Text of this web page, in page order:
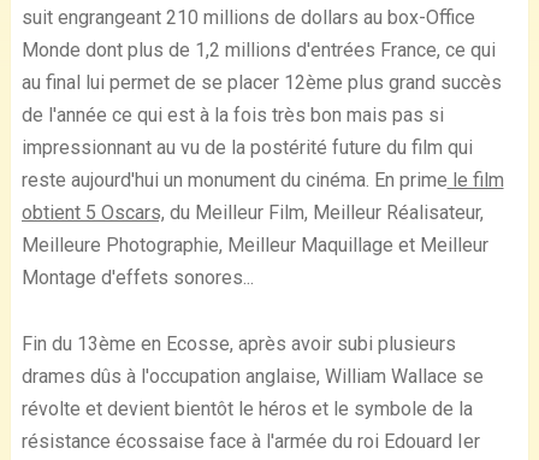
suit engrangeant 210 millions de dollars au box-Office
Monde dont plus de 1,2 millions d'entrées France, ce qui
au final lui permet de se placer 12ème plus grand succès
de l'année ce qui est à la fois très bon mais pas si
impressionnant au vu de la postérité future du film qui
reste aujourd'hui un monument du cinéma. En prime le film
obtient 5 Oscars, du Meilleur Film, Meilleur Réalisateur,
Meilleure Photographie, Meilleur Maquillage et Meilleur
Montage d'effets sonores...
Fin du 13ème en Ecosse, après avoir subi plusieurs
drames dûs à l'occupation anglaise, William Wallace se
révolte et devient bientôt le héros et le symbole de la
résistance écossaise face à l'armée du roi Edouard Ier